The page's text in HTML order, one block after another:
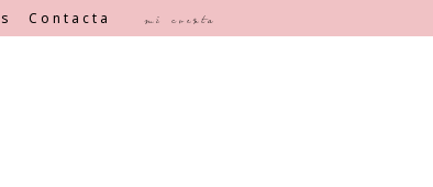
Contacta Mi cuenta